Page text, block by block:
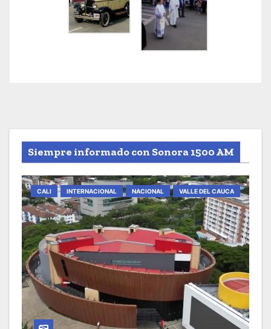
Siempre informado con Sonora 1500 AM
CALI INTERNACIONAL NACIONAL VALLE DEL CAUCA